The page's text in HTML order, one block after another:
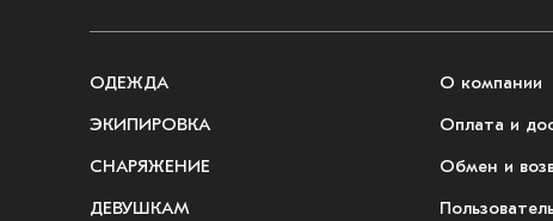
ОДЕЖДА
ЭКИПИРОВКА
СНАРЯЖЕНИЕ
ДЕВУШКАМ
О компании
Оплата и
Обмен и